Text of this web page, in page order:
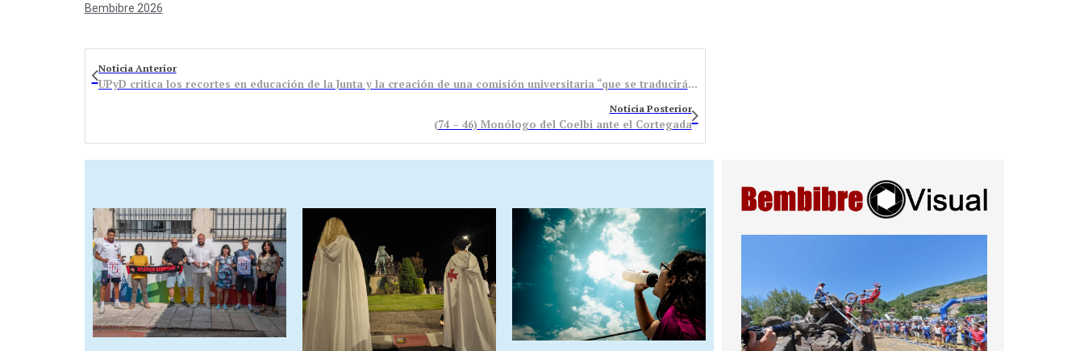
Bembibre 2026
Noticia Anterior
UPyD critica los recortes en educación de la Junta y la creación de una comisión universitaria “que se traducirá en más ingresos para los políticos”
Noticia Posterior
(74 – 46) Monólogo del Coelbi ante el Cortegada